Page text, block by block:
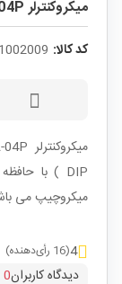
میکروکنترلر PIC12C509A-04P پکیج DIP
کد کالا:
میکروکنترلر 04P
میکروچیپ می
4(16 رأی‌دهنده)
دیدگاه کاربران0 دیدگاه